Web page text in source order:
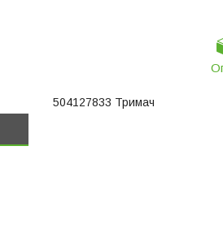
504127833 Тримач